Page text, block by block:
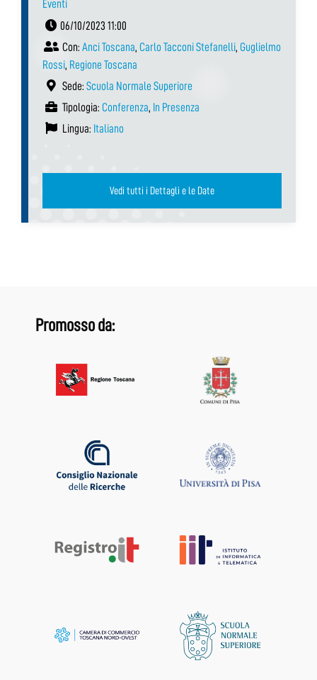
Eventi
06/10/2023 11:00
Con: Anci Toscana, Carlo Tacconi Stefanelli, Guglielmo
Rossi, Regione Toscana
Sede: Scuola Normale Superiore
Tipologia: Conferenza, In Presenza
Lingua: Italiano
Vedi tutti i Dettagli e le Date
Promosso da: